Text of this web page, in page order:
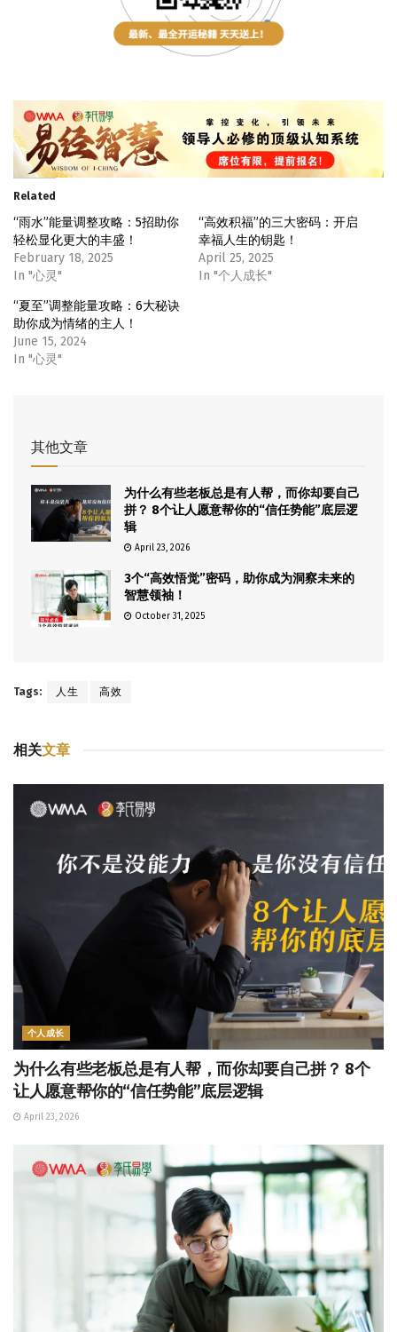
Related
“雨水”能量调整攻略：5招助你
轻松显化更大的丰盛！
February 18, 2025
In "心灵"
“高效积福”的三大密码：开启
幸福人生的钥匙！
April 25, 2025
In "个人成长"
“夏至”调整能量攻略：6大秘诀
助你成为情绪的主人！
June 15, 2024
In "心灵"
其他文章
为什么有些老板总是有人帮，而你却要自己
拼？ 8个让人愿意帮你的“信任势能”底层逻
辑
April 23, 2026
3个“高效悟觉”密码，助你成为洞察未来的
智慧领袖！
October 31, 2025
Tags: 人生 高效
相关文章
个人成长
为什么有些老板总是有人帮，而你却要自己拼？ 8个
让人愿意帮你的“信任势能”底层逻辑
April 23, 2026